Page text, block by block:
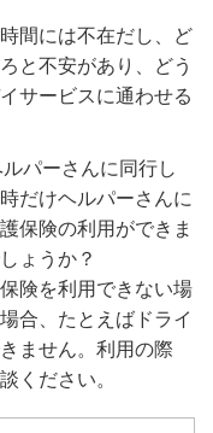
間には不在だし、ど
と不安があり、どう
サービスに通わせる
パーさんに同行し
だけヘルパーさんに
保険の利用ができま
ょうか？
険を利用できない場
合、たとえばドライ
ません。利用の際
ください。